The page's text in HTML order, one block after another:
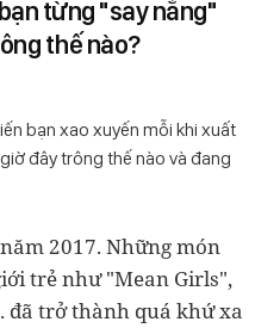
từng "say nắng"
thế nào?
bạn xao xuyến mỗi khi xuất
đây trông thế nào và đang
2017. Những món
trẻ như "Mean Girls",
đã trở thành quá khứ xa